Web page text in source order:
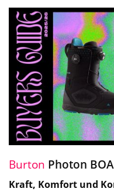
Burton Photon
Kraft, Komfort und